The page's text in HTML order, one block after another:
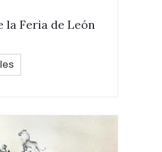
la Feria de León